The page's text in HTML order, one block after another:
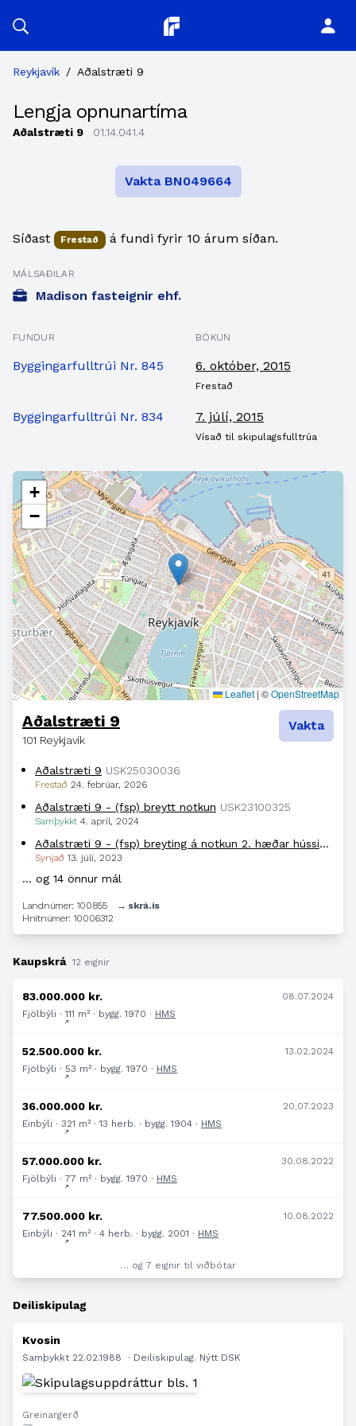
Planitor
Reykjavík / Aðalstræti 9
Lengja opnunartíma
Aðalstræti 9 01.14.041.4
Vakta BN049664
Síðast Frestað á fundi fyrir 10 árum síðan.
MÁLSAÐILAR
Madison fasteignir ehf.
FUNDUR BÓKUN
Byggingarfulltrúi Nr. 845 6. október, 2015
Frestað
Byggingarfulltrúi Nr. 834 7. júlí, 2015
Vísað til skipulagsfulltrúa
+
−
Leaflet | ©OpenStreetMap
Aðalstræti 9
101 Reykjavík
Vakta
Aðalstræti 9 USK25030036
Frestað 24. febrúar, 2026
Aðalstræti 9 - (fsp) breytt notkun USK23100325
Samþykkt 4. apríl, 2024
Aðalstræti 9 - (fsp) breyting á notkun 2. hæðar hússins
Synjað 13. júlí, 2023
… og 14 önnur mál
Landnúmer: 100855
→ skrá.is
Hnitnúmer: 10006312
Kaupskrá 12 eignir
83.000.000 kr.
08.07.2024
Fjölbýli · 111 m² · bygg. 1970 · HMS
52.500.000 kr.
13.02.2024
Fjölbýli · 53 m² · bygg. 1970 · HMS
36.000.000 kr.
20.07.2023
Einbýli · 321 m² · 13 herb. · bygg. 1904 · HMS
57.000.000 kr.
30.08.2022
Fjölbýli · 77 m² · bygg. 1970 · HMS
77.500.000 kr.
10.08.2022
Einbýli · 241 m² · 4 herb. · bygg. 2001 · HMS
… og 7 eignir til viðbótar
Deiliskipulag
Kvosin
Samþykkt 22.02.1988 · Deiliskipulag. Nýtt DSK
Greinargerð